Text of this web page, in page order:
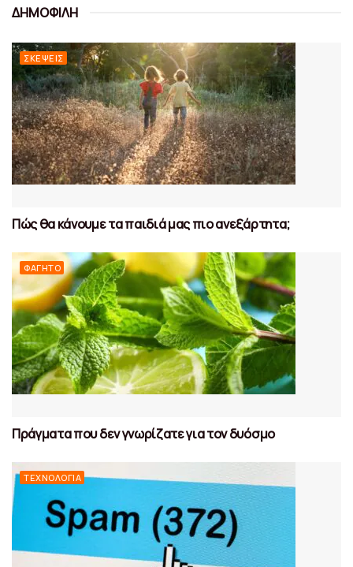
ΔΗΜΟΦΙΛΗ
ΣΚΈΨΕΙΣ
Πώς θα κάνουμε τα παιδιά μας πιο ανεξάρτητα;
ΦΑΓΗΤΌ
Πράγματα που δεν γνωρίζατε για τον δυόσμο
ΤΕΧΝΟΛΟΓΊΑ